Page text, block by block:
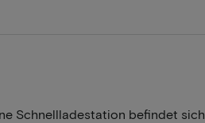
Schnellladestation befindet sich